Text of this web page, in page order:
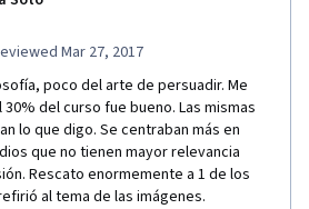
Mar 27, 2017
poco del arte de persuadir. Me
del curso fue bueno. Las mismas
lo que digo. Se centraban más en
que no tienen mayor relevancia
Rescato enormemente a 1 de los
al tema de las imágenes.